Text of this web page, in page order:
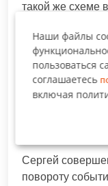
такой же схеме
«Не допущу
не оставил
Роман в
решение.
— Кому Вы
Сергей
повороту
Наши файлы
пользоваться
соглашаетесь
включая